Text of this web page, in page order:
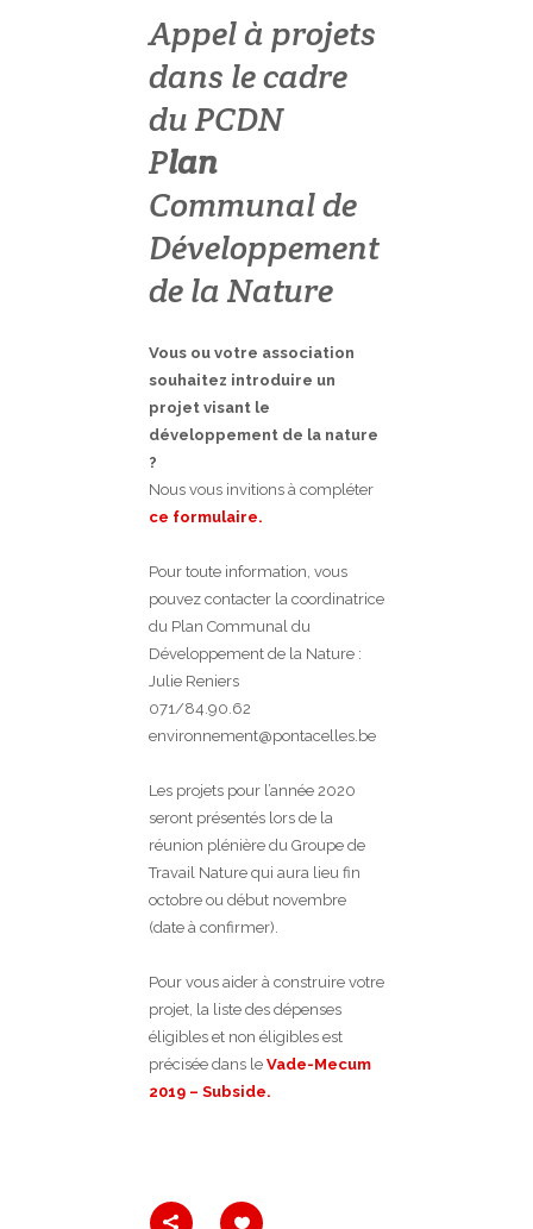
Appel à projets
dans le cadre
du PCDN
Plan
Communal de
Développement
de la Nature
Vous ou votre association
souhaitez introduire un
projet visant le
développement de la nature
?
Nous vous invitions à compléter
ce formulaire.
Pour toute information, vous
pouvez contacter la coordinatrice
du Plan Communal du
Développement de la Nature :
Julie Reniers
071/84.90.62
environnement@pontacelles.be
Les projets pour l’année 2020
seront présentés lors de la
réunion plénière du Groupe de
Travail Nature qui aura lieu fin
octobre ou début novembre
(date à confirmer).
Pour vous aider à construire votre
projet, la liste des dépenses
éligibles et non éligibles est
précisée dans le Vade-Mecum
2019 – Subside.